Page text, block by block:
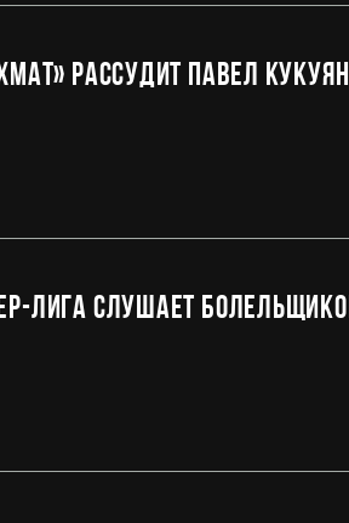
рассудит Павел Кукуян
Лига слушает